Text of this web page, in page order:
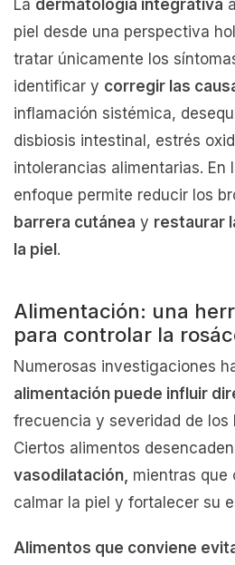
La dermatología integrativa
piel desde una perspectiva
tratar únicamente los
identificar y corregir las
inflamación sistémica,
disbiosis intestinal, estrés
intolerancias alimentarias. En
enfoque permite reducir los
barrera cutánea y restaurar
la piel .
Alimentación: una
para controlar la
Numerosas investigaciones
alimentación puede influir
frecuencia y severidad de los
Ciertos alimentos
vasodilatación, mientras que
calmar la piel y fortalecer su
Alimentos que conviene